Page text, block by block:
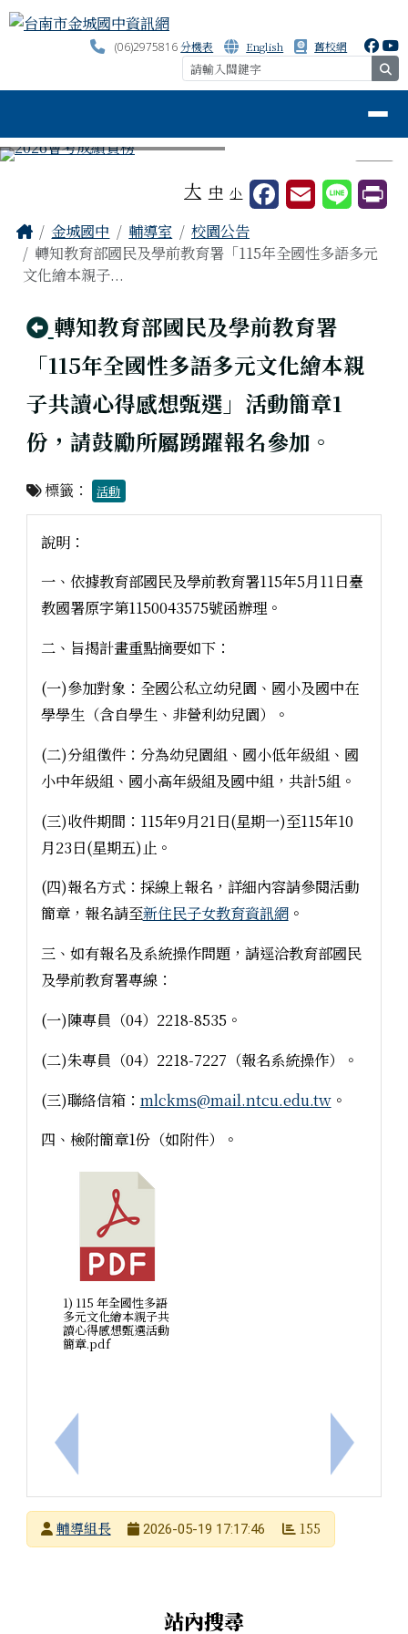
跳至主內容區
台南市金城國中資訊網
(06)2975816分機表 English 舊校網
⏸
大 中 小
主內容區域
Home
金城國中 輔導室
校園公告
轉知教育部國民及學前教育署「115年全國性多語多元
文化繪本親子...
回上頁
轉知教育部國民及學前教育署
「115年全國性多語多元文化繪本親
子共讀心得感想甄選」活動簡章1
份，請鼓勵所屬踴躍報名參加。
標籤： 活動
上一筆：為提升校園情緒照顧能量，落實社會情緒
說明：
一、依據教育部國民及學前教育署115年5月11日臺
教國署原字第1150043575號函辦理。
二、旨揭計畫重點摘要如下：
(一)參加對象：全國公私立幼兒園、國小及國中在
學學生（含自學生、非營利幼兒園）。
(二)分組徵件：分為幼兒園組、國小低年級組、國
小中年級組、國小高年級組及國中組，共計5組。
(三)收件期間：115年9月21日(星期一)至115年10
月23日(星期五)止。
(四)報名方式：採線上報名，詳細內容請參閱活動
簡章，報名請至新住民子女教育資訊網。
三、如有報名及系統操作問題，請逕洽教育部國民
及學前教育署專線：
(一)陳專員（04）2218-8535。
(二)朱專員（04）2218-7227（報名系統操作）。
(三)聯絡信箱： mlckms@mail.ntcu.edu.tw。
四、檢附簡章1份（如附件）。
1) 115 年全國性多語
多元文化繪本親子共
讀心得感想甄選活動
簡章.pdf
下一筆：
發布者輔導組長
2026-05-19 17:17:46 155
站內搜尋
頁尾區域